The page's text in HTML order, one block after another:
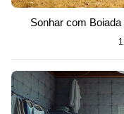
Sonhar com